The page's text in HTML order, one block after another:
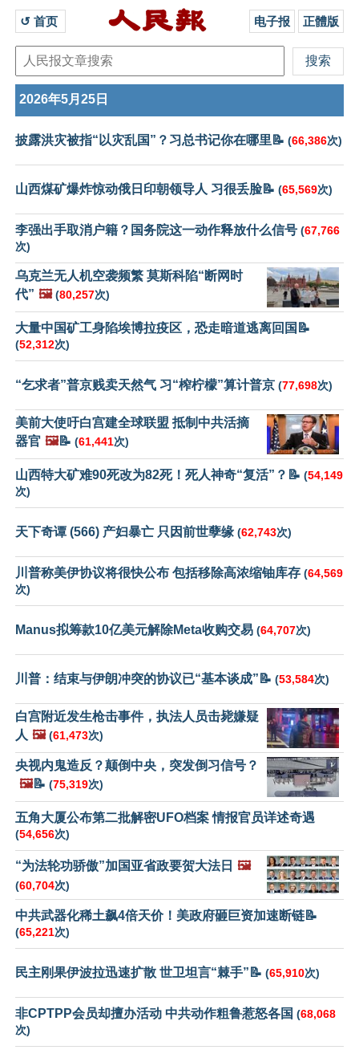
↺ 首页 电子报 正體版
2026年5月25日
披露洪灾被指“以灾乱国”？习总书记你在哪里📝 (66,386次)
山西煤矿爆炸惊动俄日印朝领导人 习很丢脸📝 (65,569次)
李强出手取消户籍？国务院这一动作释放什么信号 (67,766
次)
乌克兰无人机空袭频繁 莫斯科陷“断网时
代” 🖼️ (80,257次)
大量中国矿工身陷埃博拉疫区，恐走暗道逃离回国📝
(52,312次)
“乞求者”普京贱卖天然气 习“榨柠檬”算计普京 (77,698次)
美前大使吁白宫建全球联盟 抵制中共活摘
器官 🖼️📝 (61,441次)
山西特大矿难90死改为82死！死人神奇“复活”？📝 (54,149
次)
天下奇谭 (566) 产妇暴亡 只因前世孽缘 (62,743次)
川普称美伊协议将很快公布 包括移除高浓缩铀库存 (64,569
次)
Manus拟筹款10亿美元解除Meta收购交易 (64,707次)
川普：结束与伊朗冲突的协议已“基本谈成”📝 (53,584次)
白宫附近发生枪击事件，执法人员击毙嫌疑
人 🖼️ (61,473次)
央视内鬼造反？颠倒中央，突发倒习信号？
🖼️📝 (75,319次)
五角大厦公布第二批解密UFO档案 情报官员详述奇遇
(54,656次)
“为法轮功骄傲”加国亚省政要贺大法日 🖼️
(60,704次)
中共武器化稀土飙4倍天价！美政府砸巨资加速断链📝
(65,221次)
民主刚果伊波拉迅速扩散 世卫坦言“棘手”📝 (65,910次)
非CPTPP会员却擅办活动 中共动作粗鲁惹怒各国 (68,068
次)